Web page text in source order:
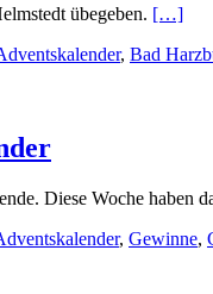
übegeben. […]
, Bad
Diese Woche haben
, Gewinne,